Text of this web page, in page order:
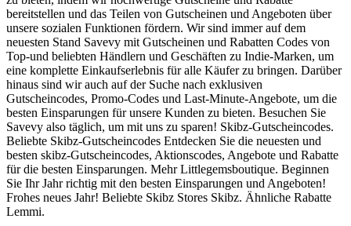
bereitstellen und das Teilen von Gutscheinen und Angeboten über
unsere sozialen Funktionen fördern. Wir sind immer auf dem
neuesten Stand Savevy mit Gutscheinen und Rabatten Codes von
Top-und beliebten Händlern und Geschäften zu Indie-Marken, um
eine komplette Einkaufserlebnis für alle Käufer zu bringen. Darüber
hinaus sind wir auch auf der Suche nach exklusiven
Gutscheincodes, Promo-Codes und Last-Minute-Angebote, um die
besten Einsparungen für unsere Kunden zu bieten. Besuchen Sie
Savevy also täglich, um mit uns zu sparen! Skibz-Gutscheincodes.
Beliebte Skibz-Gutscheincodes Entdecken Sie die neuesten und
besten skibz-Gutscheincodes, Aktionscodes, Angebote und Rabatte
für die besten Einsparungen. Mehr Littlegemsboutique. Beginnen
Sie Ihr Jahr richtig mit den besten Einsparungen und Angeboten!
Frohes neues Jahr! Beliebte Skibz Stores Skibz. Ähnliche Rabatte
Lemmi.